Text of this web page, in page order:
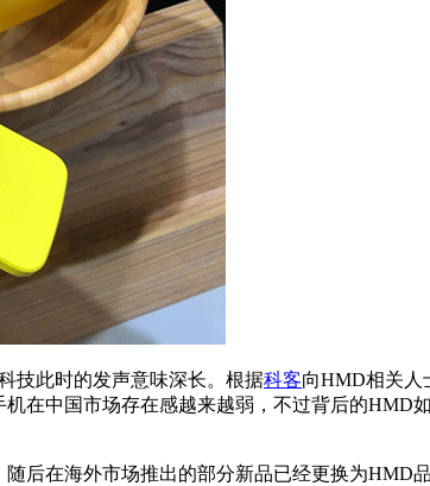
此时的发声意味深长。根据科客向HMD相关人
在中国市场存在感越来越弱，不过背后的HMD
在海外市场推出的部分新品已经更换为HMD